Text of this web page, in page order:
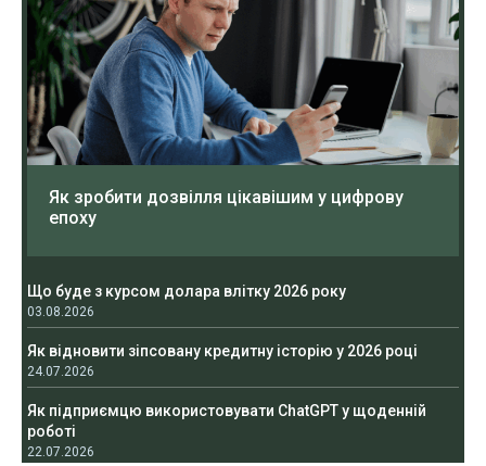
Як зробити дозвілля цікавішим у цифрову
епоху
Що буде з курсом долара влітку 2026 року
03.08.2026
Як відновити зіпсовану кредитну історію у 2026 році
24.07.2026
Як підприємцю використовувати ChatGPT у щоденній
роботі
22.07.2026